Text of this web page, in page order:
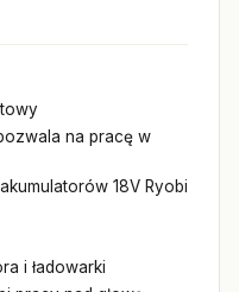
na pracę w
18V Ryobi
i ładowarki